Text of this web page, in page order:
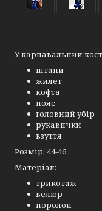
У карнавальний
штани
жилет
кофта
пояс
головний убір
рукавички
взуття
Розмір: 44-46
Матеріал:
трикотаж
велюр
поролон